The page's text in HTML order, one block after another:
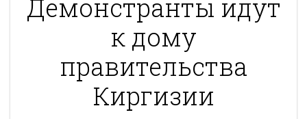
Демонстранты идут
к дому
правительства
Киргизии